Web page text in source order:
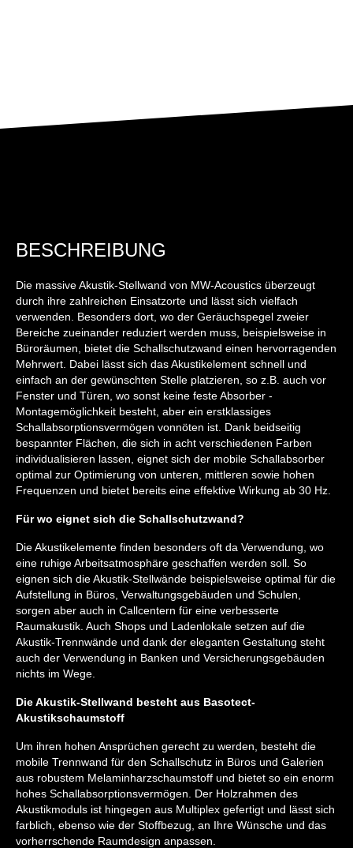
BESCHREIBUNG
Die massive Akustik-Stellwand von MW-Acoustics überzeugt
durch ihre zahlreichen Einsatzorte und lässt sich vielfach
verwenden. Besonders dort, wo der Geräuchspegel zweier
Bereiche zueinander reduziert werden muss, beispielsweise in
Büroräumen, bietet die Schallschutzwand einen hervorragenden
Mehrwert. Dabei lässt sich das Akustikelement schnell und
einfach an der gewünschten Stelle platzieren, so z.B. auch vor
Fenster und Türen, wo sonst keine feste Absorber -
Montagemöglichkeit besteht, aber ein erstklassiges
Schallabsorptionsvermögen vonnöten ist. Dank beidseitig
bespannter Flächen, die sich in acht verschiedenen Farben
individualisieren lassen, eignet sich der mobile Schallabsorber
optimal zur Optimierung von unteren, mittleren sowie hohen
Frequenzen und bietet bereits eine effektive Wirkung ab 30 Hz.
Für wo eignet sich die Schallschutzwand?
Die Akustikelemente finden besonders oft da Verwendung, wo
eine ruhige Arbeitsatmosphäre geschaffen werden soll. So
eignen sich die Akustik-Stellwände beispielsweise optimal für die
Aufstellung in Büros, Verwaltungsgebäuden und Schulen,
sorgen aber auch in Callcentern für eine verbesserte
Raumakustik. Auch Shops und Ladenlokale setzen auf die
Akustik-Trennwände und dank der eleganten Gestaltung steht
auch der Verwendung in Banken und Versicherungsgebäuden
nichts im Wege.
Die Akustik-Stellwand besteht aus Basotect-
Akustikschaumstoff
Um ihren hohen Ansprüchen gerecht zu werden, besteht die
mobile Trennwand für den Schallschutz in Büros und Galerien
aus robustem Melaminharzschaumstoff und bietet so ein enorm
hohes Schallabsorptionsvermögen. Der Holzrahmen des
Akustikmoduls ist hingegen aus Multiplex gefertigt und lässt sich
farblich, ebenso wie der Stoffbezug, an Ihre Wünsche und das
vorherrschende Raumdesign anpassen.